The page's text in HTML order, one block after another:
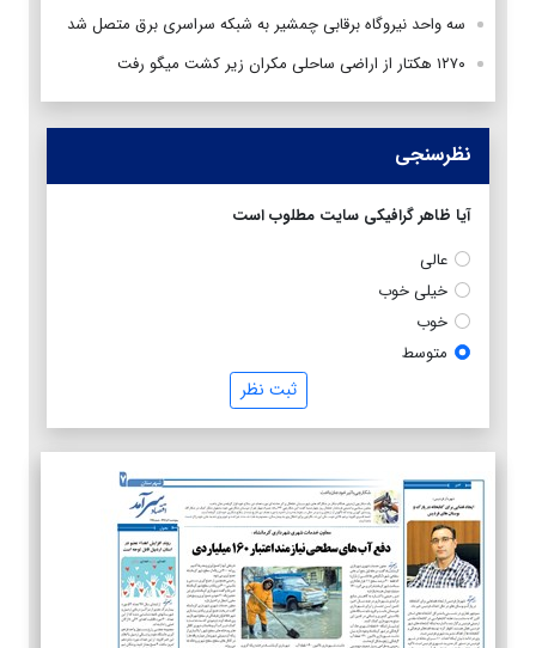
سه واحد نیروگاه برقابی چمشیر به شبکه سراسری برق متصل شد
۱۲۷۰ هکتار از اراضی ساحلی مکران زیر کشت میگو رفت
نظرسنجی
آیا ظاهر گرافیکی سایت مطلوب است
عالی
خیلی خوب
خوب
متوسط
ثبت نظر